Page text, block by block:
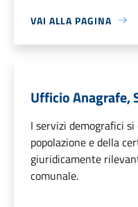
VAI ALLA PAGINA
Ufficio Anagrafe,
I servizi demografici
popolazione e della
giuridicamente
comunale.